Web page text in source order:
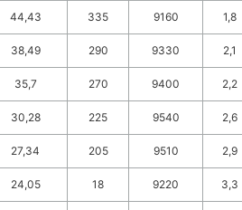
44,43 335 9160 1,8
38,49 290 9330 2,1
35,7 270 9400 2,2
30,28 225 9540 2,6
27,34 205 9510 2,9
24,05 18 9220 3,3